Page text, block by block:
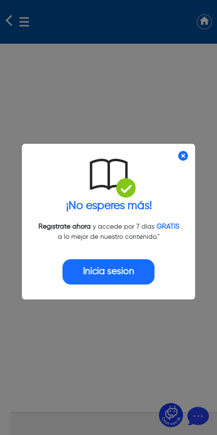
¡No esperes más!
Regístrate ahoray accede por 7 días GRATIS
a lo mejor de nuestro contenido."
Inicia sesión